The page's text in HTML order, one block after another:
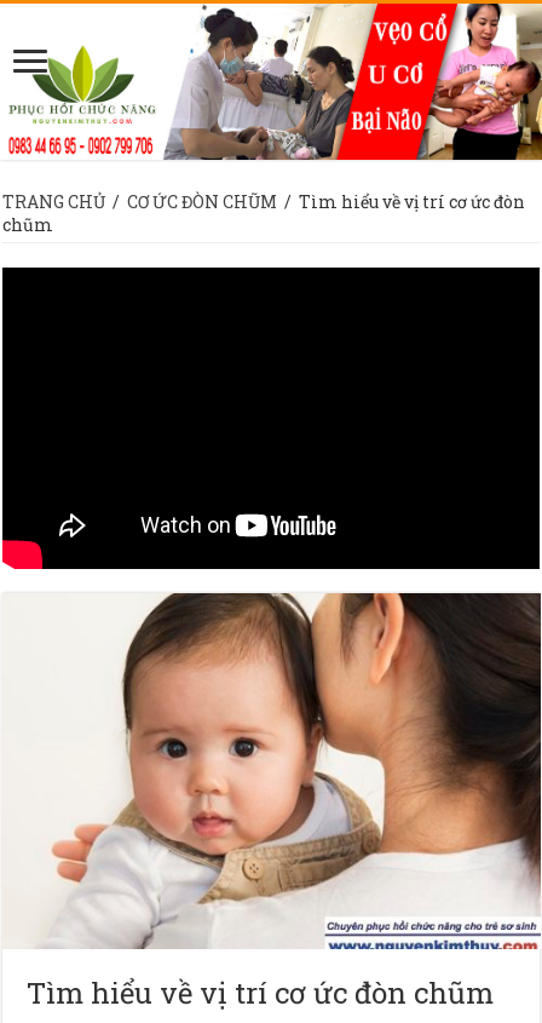
TRANG CHỦ / CƠ ỨC ĐÒN CHŨM / Tìm hiểu về vị trí cơ ức đòn
chũm
Tìm hiểu về vị trí cơ ức đòn chũm